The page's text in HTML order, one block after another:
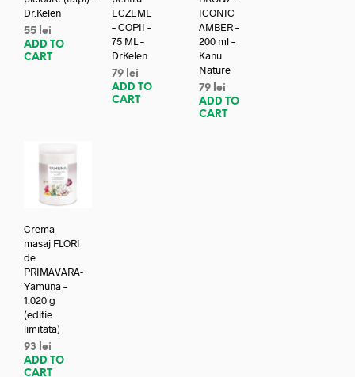
Dr.Kelen
55 lei
ADD TO
CART
ECZEME
– COPII –
75 ML –
DrKelen
79 lei
ADD TO
CART
ICONIC
AMBER –
200 ml –
Kanu
Nature
79 lei
ADD TO
CART
Crema
masaj FLORI
de
PRIMAVARA-
Yamuna –
1.020 g
(editie
limitata)
93
lei
ADD TO
CART